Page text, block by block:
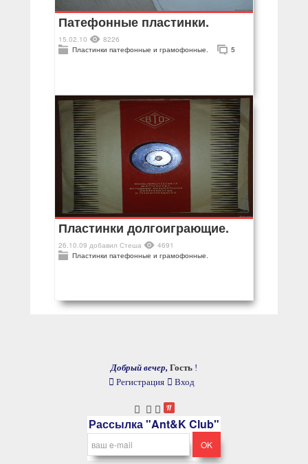
Патефонные пластинки.
15.02.10
8226
Пластинки патефонные и грамофонные.
5
Пластинки долгоиграющие.
26.10.09 добавил Стеша
4691
Пластинки патефонные и грамофонные.
Добрый вечер, Гость !
Регистрация
Вход
Рассылка "Ant&K Club"